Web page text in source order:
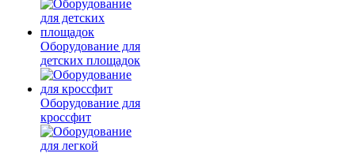
Оборудование для
детских площадок
Оборудование для
кроссфит